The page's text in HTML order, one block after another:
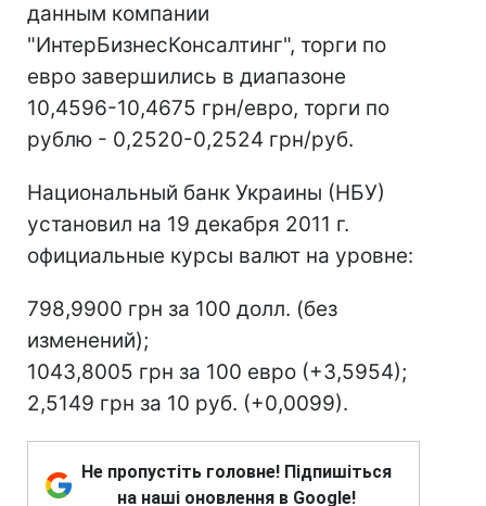
данным компании
"ИнтерБизнесКонсалтинг", торги по
евро завершились в диапазоне
10,4596-10,4675 грн/евро, торги по
рублю - 0,2520-0,2524 грн/руб.
Национальный банк Украины (НБУ)
установил на 19 декабря 2011 г.
официальные курсы валют на уровне:
798,9900 грн за 100 долл. (без
изменений);
1043,8005 грн за 100 евро (+3,5954);
2,5149 грн за 10 руб. (+0,0099).
Не пропустіть головне! Підпишіться
на наші оновлення в Google!